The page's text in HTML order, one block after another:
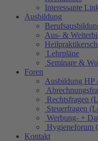
Interessante
Ausbildung
Aus- &
Lehrpläne
Seminare &
Foren
Ausbildung HP
Rechtsfragen
Steuerfragen
Werbung- +
Hygieneforum
Kontakt